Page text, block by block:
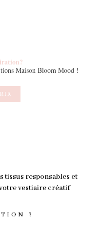
Maison Bloom Mood !
tissus responsables et
vestiaire créatif
?